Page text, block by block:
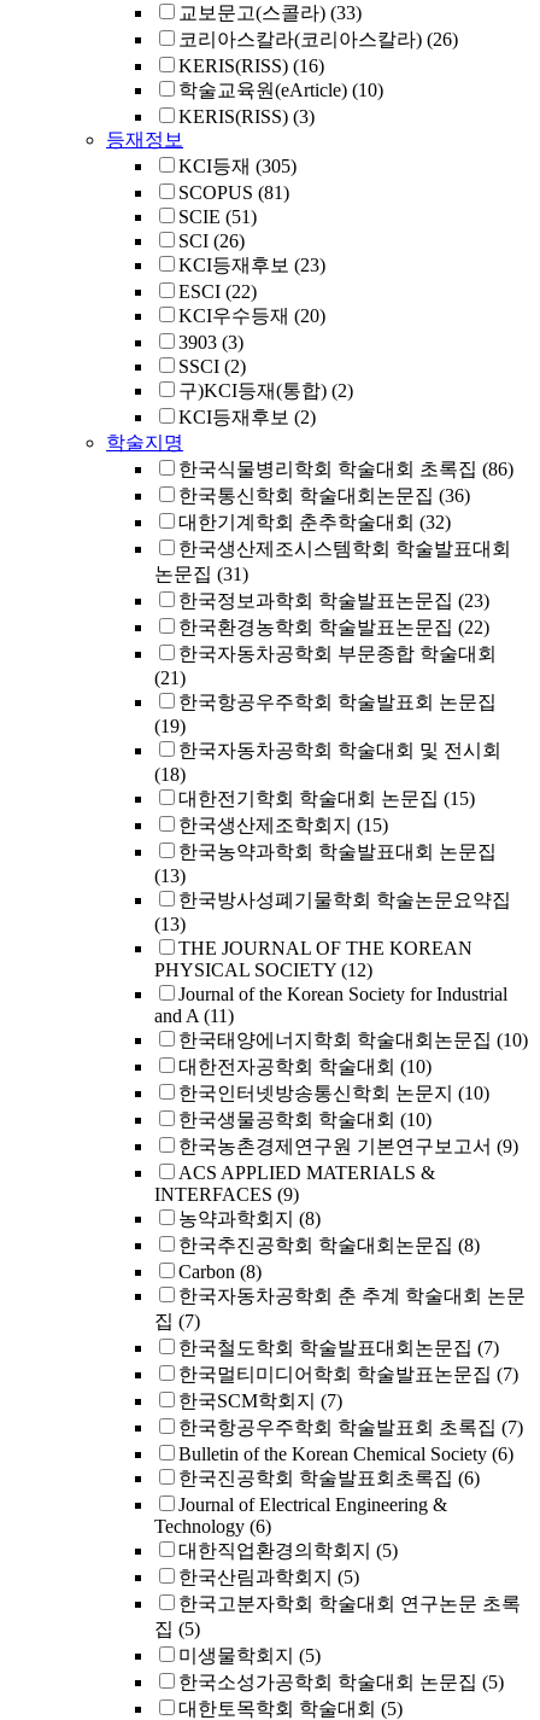
교보문고(스콜라) (33)
코리아스칼라(코리아스칼라) (26)
KERIS(RISS) (16)
학술교육원(eArticle) (10)
KERIS(RISS) (3)
등재정보
KCI등재 (305)
SCOPUS (81)
SCIE (51)
SCI (26)
KCI등재후보 (23)
ESCI (22)
KCI우수등재 (20)
3903 (3)
SSCI (2)
구)KCI등재(통합) (2)
KCI등재후보 (2)
학술지명
한국식물병리학회 학술대회 초록집 (86)
한국통신학회 학술대회논문집 (36)
대한기계학회 춘추학술대회 (32)
한국생산제조시스템학회 학술발표대회
논문집 (31)
한국정보과학회 학술발표논문집 (23)
한국환경농학회 학술발표논문집 (22)
한국자동차공학회 부문종합 학술대회
(21)
한국항공우주학회 학술발표회 논문집
(19)
한국자동차공학회 학술대회 및 전시회
(18)
대한전기학회 학술대회 논문집 (15)
한국생산제조학회지 (15)
한국농약과학회 학술발표대회 논문집
(13)
한국방사성폐기물학회 학술논문요약집
(13)
THE JOURNAL OF THE KOREAN
PHYSICAL SOCIETY (12)
Journal of the Korean Society for Industrial
and A (11)
한국태양에너지학회 학술대회논문집 (10)
대한전자공학회 학술대회 (10)
한국인터넷방송통신학회 논문지 (10)
한국생물공학회 학술대회 (10)
한국농촌경제연구원 기본연구보고서 (9)
ACS APPLIED MATERIALS &
INTERFACES (9)
농약과학회지 (8)
한국추진공학회 학술대회논문집 (8)
Carbon (8)
한국자동차공학회 춘 추계 학술대회 논문
집 (7)
한국철도학회 학술발표대회논문집 (7)
한국멀티미디어학회 학술발표논문집 (7)
한국SCM학회지 (7)
한국항공우주학회 학술발표회 초록집 (7)
Bulletin of the Korean Chemical Society (6)
한국진공학회 학술발표회초록집 (6)
Journal of Electrical Engineering &
Technology (6)
대한직업환경의학회지 (5)
한국산림과학회지 (5)
한국고분자학회 학술대회 연구논문 초록
집 (5)
미생물학회지 (5)
한국소성가공학회 학술대회 논문집 (5)
대한토목학회 학술대회 (5)